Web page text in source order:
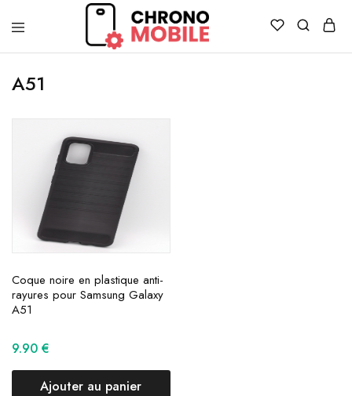
Chronomobile
Achat,
et
réparation
tablettes
A51
Coque noire en plastique anti-
rayures pour Samsung Galaxy
A51
9.90 €
Ajouter au panier